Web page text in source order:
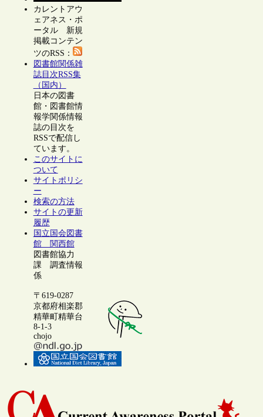
カレントアウ
ェアネス・ポ
ータル 新規
掲載コンテン
ツのRSS：
図書館関係雑
誌目次RSS集
（国内）
日本の図書
館・図書館情
報学関係情報
誌の目次を
RSSで配信し
ています。
このサイトに
ついて
サイトポリシ
ー
検索の方法
サイトの更新
履歴
国立国会図書
館 関西館
図書館協力
課 調査情報
係
〒619-0287
京都府相楽郡
精華町精華台
8-1-3
chojo